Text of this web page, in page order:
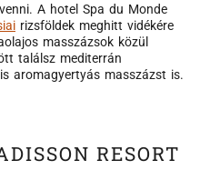
A hotel Spa du Monde
rizsföldek meghitt vidékére
masszázsok közül
találsz mediterrán
aromagyertyás masszázst is.
RESORT